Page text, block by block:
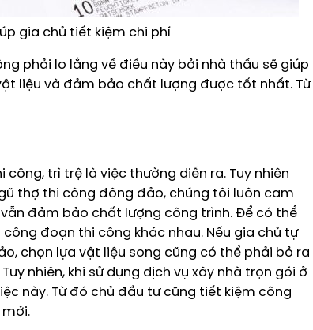
gia chủ tiết kiệm chi phí
phải lo lắng về điều này bởi nhà thầu sẽ giúp
liệu và đảm bảo chất lượng được tốt nhất. Từ
trì trệ là việc thường diễn ra. Tuy nhiên
thợ thi công đông đảo, chúng tôi luôn cam
đảm bảo chất lượng công trình. Để có thể
đoạn thi công khác nhau. Nếu gia chủ tự
chọn lựa vật liệu song cũng có thể phải bỏ ra
nhiên, khi sử dụng dịch vụ xây nhà trọn gói ở
này. Từ đó chủ đầu tư cũng tiết kiệm công